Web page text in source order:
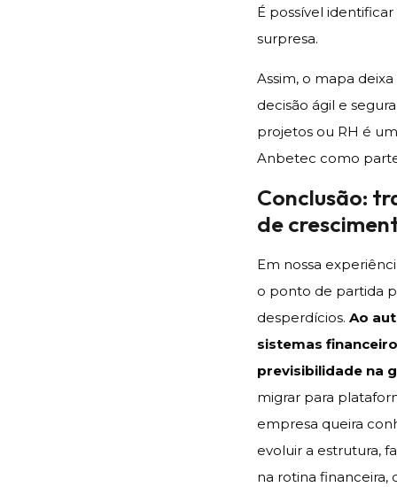
É possível
surpresa.
Assim, o mapa
decisão ágil e
projetos ou RH é
Anbetec como
Conclusão:
de
Em nossa
o ponto de partida
desperdícios.Ao
sistemas
previsibilidade na
migrar para
empresa queira
evoluir a estrutura,
na rotina financeira,